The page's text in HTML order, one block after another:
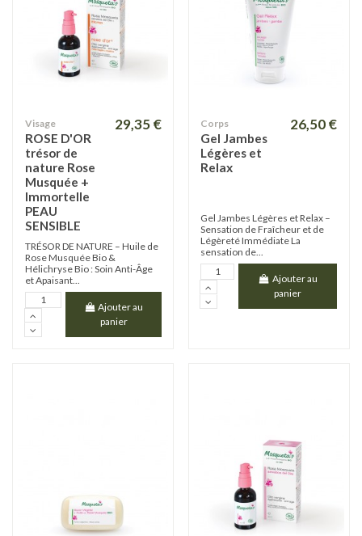
Visage
ROSE D'OR
trésor de
nature Rose
Musquée +
Immortelle
PEAU
SENSIBLE
29,35 €
TRÉSOR DE NATURE – Huile de
Rose Musquée Bio &
Hélichryse Bio : Soin Anti-Âge
et Apaisant...
Ajouter au
panier
Corps
Gel Jambes
Légères et
Relax
26,50 €
Gel Jambes Légères et Relax –
Sensation de Fraîcheur et de
Légèreté Immédiate La
sensation de...
Ajouter au
panier